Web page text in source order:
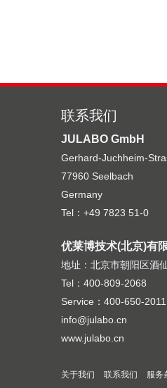
联系我们
JULABO GmbH
Gerhard-Juchheim-
77960 Seelbach
Germany
Tel：+49 7823 51-0
优莱博技术(北京)有
地址：北京市朝阳区酒
Tel：400-809-2068
Service：400-650-2011
info@julabo.cn
www.julabo.cn
关于我们 联系我们 服务